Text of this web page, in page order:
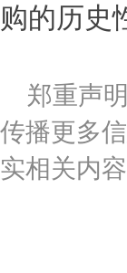
购的历史
郑重声
传播更多
实相关内容